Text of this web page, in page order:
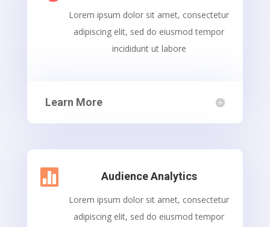
Lorem ipsum dolor sit amet, consectetur
adipiscing elit, sed do eiusmod tempor
incididunt ut labore
Learn More
 Audience Analytics
Lorem ipsum dolor sit amet, consectetur
adipiscing elit, sed do eiusmod tempor